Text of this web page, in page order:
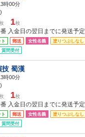
時00分
1枚
入金日の翌日までに発送予定
郵送 女性名義
塗りつぶしなし
質問受付
技 蜀漢
時00分
1枚
入金日の翌日までに発送予定
郵送 女性名義
塗りつぶしなし
質問受付